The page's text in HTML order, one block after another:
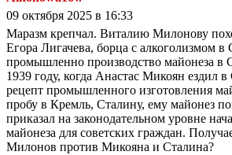
09 октября 2025 в 16:33
Маразм крепчал. Виталию Милонову
Егора Лигачева, борца с алкоголизмом
промышленно производство майонеза в
1939 году, когда Анастас Микоян ездил
рецепт промышленного изготовления
пробу в Кремль, Сталину, ему майонез
приказал на законодательном уровне
майонеза для советских граждан.
Милонов против Микояна и Сталина?